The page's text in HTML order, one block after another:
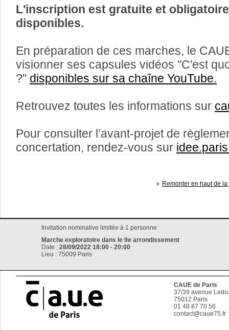
L'inscription est gratuite et
disponibles.
En préparation de ces marches, le
visionner ses capsules vidéos "C'est
?" disponibles sur sa chaîne YouTube.
Retrouvez toutes les informations sur
Pour consulter l’avant-projet de
concertation, rendez-vous sur
Remonter en haut de la
Invitation nominative limitée à 1 personne
Marche exploratoire dans le 9e arrondissement
Date : 28/09/2022 18:00 - 20:00
Lieu : 75009 Paris
CAUE de Paris
37/39 avenue
75012 Paris
01 48 87 70 56
contact@caue75.fr